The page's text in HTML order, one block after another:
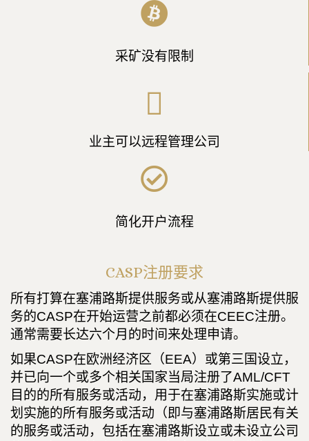
采矿没有限制
业主可以远程管理公司
简化开户流程
CASP注册要求
所有打算在塞浦路斯提供服务或从塞浦路斯提供服
务的CASP在开始运营之前都必须在CEEC注册。
通常需要长达六个月的时间来处理申请。
如果CASP在欧洲经济区（EEA）或第三国设立，
并已向一个或多个相关国家当局注册了AML/CFT
目的的所有服务或活动，用于在塞浦路斯实施或计
划实施的所有服务或活动（即与塞浦路斯居民有关
的服务或活动，包括在塞浦路斯设立或未设立公司